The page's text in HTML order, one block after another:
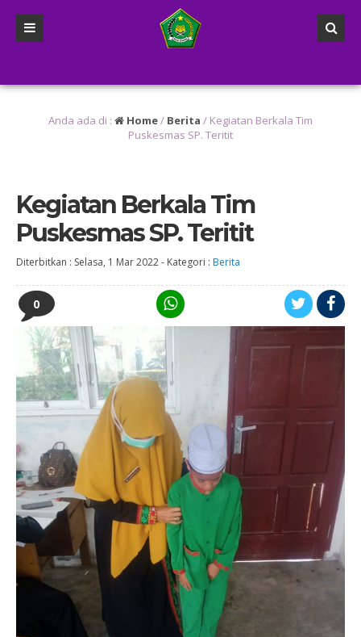
Anda ada di : Home/ Berita / Kegiatan Berkala Tim
Puskesmas SP. Teritit
Kegiatan Berkala Tim
Puskesmas SP. Teritit
Diterbitkan : Selasa, 1 Mar 2022- Kategori : Berita
0